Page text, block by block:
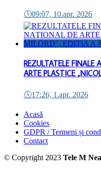
🕔09:07, 10.apr. 2026
REZULTATELE FINALE
ARTE PLASTICE
🕔17:26, 1.apr. 2026
Acasă
Cookies
GDPR / Termeni și
Contact
© Copyright 2023 Tele M